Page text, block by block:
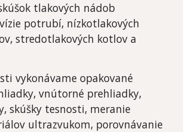
tlakových nádob
potrubí, nízkotlakových
stredotlakových kotlov a
vykonávame opakované
vnútorné prehliadky,
skúšky tesnosti, meranie
ultrazvukom, porovnávanie